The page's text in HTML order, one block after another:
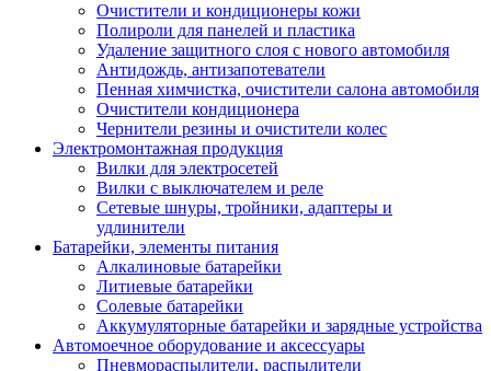
Очистители и кондиционеры кожи
Полироли для панелей и пластика
Удаление защитного слоя с нового автомобиля
Антидождь, антизапотеватели
Пенная химчистка, очистители салона автомобиля
Очистители кондиционера
Чернители резины и очистители колес
Электромонтажная продукция
Вилки для электросетей
Вилки с выключателем и реле
Сетевые шнуры, тройники, адаптеры и
удлинители
Батарейки, элементы питания
Алкалиновые батарейки
Литиевые батарейки
Солевые батарейки
Аккумуляторные батарейки и зарядные устройства
Автомоечное оборудование и аксессуары
Пневмораспылители, распылители